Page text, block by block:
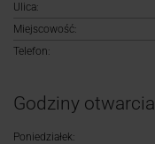
Ulica:
Miejscowość:
Telefon:
Godziny otwarcia
Poniedziałek: